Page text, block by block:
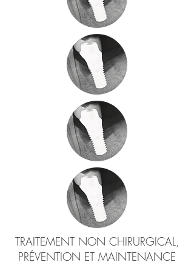
TRAITEMENT NON CHIRURGICAL,
PRÉVENTION ET MAINTENANCE